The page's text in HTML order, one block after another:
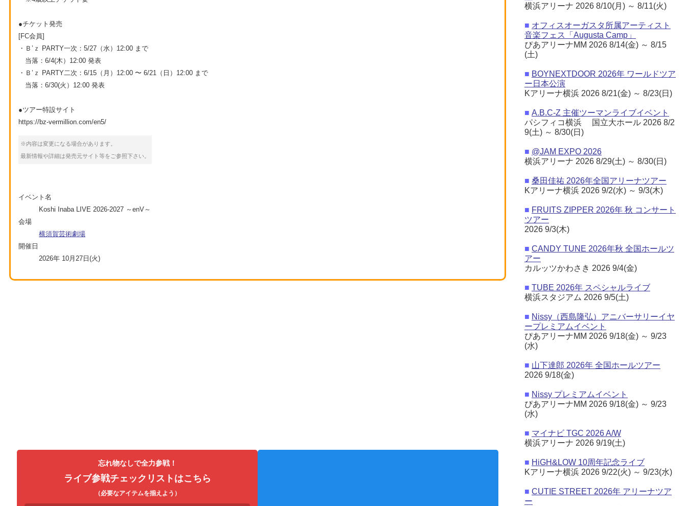
●チケット発売
[FC会員]
・Ｂ’ｚ PARTY一次：5/27（水）12:00 まで
当落：6/4(木）12:00 発表
・Ｂ’ｚ PARTY二次：6/15（月）12:00 〜 6/21（日）12:00 まで
当落：6/30(火）12:00 発表
●ツアー特設サイト
https://bz-vermillion.com/en5/
※内容は変更になる場合があります。
最新情報や詳細は発売元サイト等をご参照下さい。
イベント名
Koshi Inaba LIVE 2026-2027 ～enV～
会場
横須賀芸術劇場
開催日
2026年 10月27日(火)
忘れ物なしで全力参戦！
ライブ参戦チェックリストはこちら
（必要なアイテムを揃えよう）
横浜アリーナ 2026 8/10(月) ～ 8/11(火)
■ オフィスオーガスタ所属アーティスト
音楽フェス「Augusta Camp」
ぴあアリーナMM 2026 8/14(金) ～ 8/15
(土)
■ BOYNEXTDOOR 2026年 ワールドツア
ー日本公演
Kアリーナ横浜 2026 8/21(金) ～ 8/23(日)
■ A.B.C-Z 主催ツーマンライブイベント
パシフィコ横浜 国立大ホール 2026 8/2
9(土) ～ 8/30(日)
■ @JAM EXPO 2026
横浜アリーナ 2026 8/29(土) ～ 8/30(日)
■ 桑田佳祐 2026年全国アリーナツアー
Kアリーナ横浜 2026 9/2(水) ～ 9/3(木)
■ FRUITS ZIPPER 2026年 秋 コンサート
ツアー
2026 9/3(木)
■ CANDY TUNE 2026年秋 全国ホールツ
アー
カルッツかわさき 2026 9/4(金)
■ TUBE 2026年 スペシャルライブ
横浜スタジアム 2026 9/5(土)
■ Nissy（西島隆弘）アニバーサリーイヤ
ープレミアムイベント
ぴあアリーナMM 2026 9/18(金) ～ 9/23
(水)
■ 山下達郎 2026年 全国ホールツアー
2026 9/18(金)
■ Nissy プレミアムイベント
ぴあアリーナMM 2026 9/18(金) ～ 9/23
(水)
■ マイナビ TGC 2026 A/W
横浜アリーナ 2026 9/19(土)
■ HiGH&LOW 10周年記念ライブ
Kアリーナ横浜 2026 9/22(火) ～ 9/23(水)
■ CUTIE STREET 2026年 アリーナツア
ー